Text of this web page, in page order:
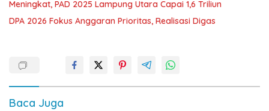
Meningkat, PAD 2025 Lampung Utara Capai 1,6 Triliun
DPA 2026 Fokus Anggaran Prioritas, Realisasi Digas
Baca Juga